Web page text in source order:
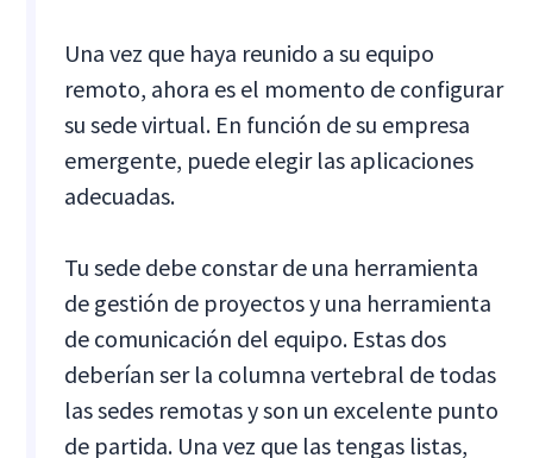
Una vez que haya reunido a su equipo
remoto, ahora es el momento de configurar
su sede virtual. En función de su empresa
emergente, puede elegir las aplicaciones
adecuadas.
Tu sede debe constar de una herramienta
de gestión de proyectos y una herramienta
de comunicación del equipo. Estas dos
deberían ser la columna vertebral de todas
las sedes remotas y son un excelente punto
de partida. Una vez que las tengas listas,